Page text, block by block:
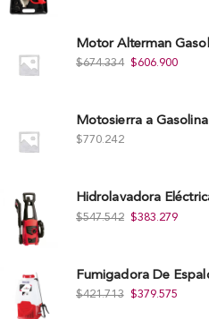
$674.334 $606.900
Motosierra a
$770.242
$547.542 $383.279
$421.713 $379.575